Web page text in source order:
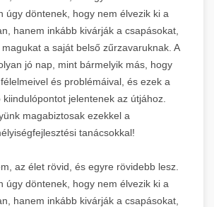
úgy döntenek, hogy nem élvezik ki a
hanem inkább kivárják a csapásokat,
a saját belső zűrzavaruknak. A
jó nap, mint bármelyik más, hogy
és problémáival, és ezek a
kiindulópontot jelentenek az útjához.
magabiztosak ezekkel a
tanácsokkal!
az élet rövid, és egyre rövidebb lesz.
úgy döntenek, hogy nem élvezik ki a
hanem inkább kivárják a csapásokat,